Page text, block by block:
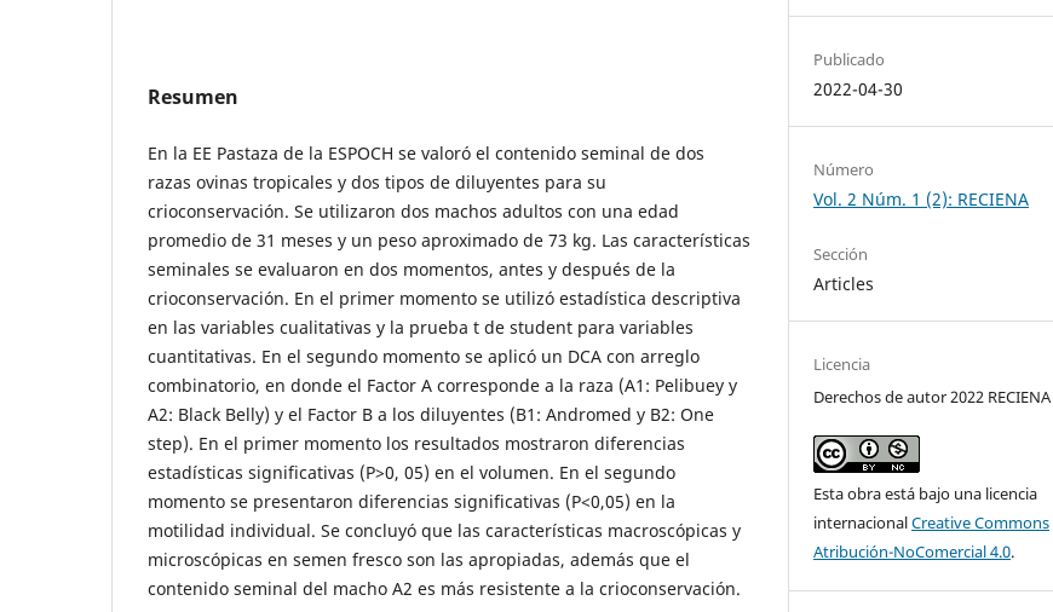
Resumen
En la EE Pastaza de la ESPOCH se valoró el contenido seminal de dos
razas ovinas tropicales y dos tipos de diluyentes para su
crioconservación. Se utilizaron dos machos adultos con una edad
promedio de 31 meses y un peso aproximado de 73 kg. Las características
seminales se evaluaron en dos momentos, antes y después de la
crioconservación. En el primer momento se utilizó estadística descriptiva
en las variables cualitativas y la prueba t de student para variables
cuantitativas. En el segundo momento se aplicó un DCA con arreglo
combinatorio, en donde el Factor A corresponde a la raza (A1: Pelibuey y
A2: Black Belly) y el Factor B a los diluyentes (B1: Andromed y B2: One
step). En el primer momento los resultados mostraron diferencias
estadísticas significativas (P>0, 05) en el volumen. En el segundo
momento se presentaron diferencias significativas (P<0,05) en la
motilidad individual. Se concluyó que las características macroscópicas y
microscópicas en semen fresco son las apropiadas, además que el
contenido seminal del macho A2 es más resistente a la crioconservación.
Publicado
2022-04-30
Número
Vol. 2 Núm. 1 (2): RECIENA
Sección
Articles
Licencia
Derechos de autor 2022 RECIENA
Esta obra está bajo una licencia
internacionalCreative Commons
Atribución-NoComercial 4.0.